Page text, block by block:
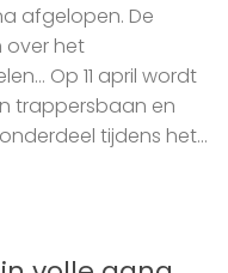
afgelopen. De
over het
Op 11 april wordt
trappersbaan en
tijdens het...